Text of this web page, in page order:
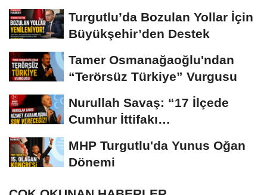
Turgutlu’da Bozulan Yollar İçin
Büyükşehir’den Destek
Tamer Osmanağaoğlu'ndan
“Terörsüz Türkiye” Vurgusu
Nurullah Savaş: “17 İlçede
Cumhur İttifakı
MHP Turgutlu'da Yunus Oğan
Dönemi